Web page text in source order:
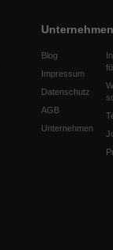
Unternehmen
Blog
Impressum
Datenschutz
AGB
Unternehmen